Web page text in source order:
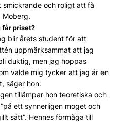
smickrande och roligt att få
Moberg.
får priset?
blir årets student för att
uppmärksammat att jag
duktig, men jag hoppas
valde mig tycker att jag är en
säger hon.
tillämpar hon teoretiska och
ett synnerligen moget och
sätt”. Hennes förmåga till